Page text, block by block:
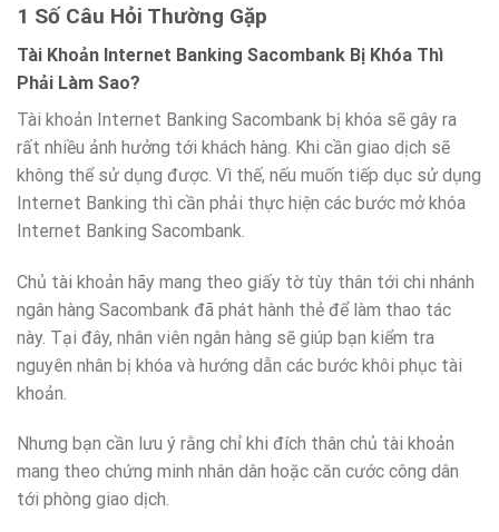
1 Số Câu Hỏi Thường Gặp
Tài Khoản Internet Banking Sacombank Bị Khóa Thì
Phải Làm Sao?
Tài khoản Internet Banking Sacombank bị khóa sẽ gây ra
rất nhiều ảnh hưởng tới khách hàng. Khi cần giao dịch sẽ
không thể sử dụng được. Vì thế, nếu muốn tiếp dục sử dụng
Internet Banking thì cần phải thực hiện các bước mở khóa
Internet Banking Sacombank.
Chủ tài khoản hãy mang theo giấy tờ tùy thân tới chi nhánh
ngân hàng Sacombank đã phát hành thẻ để làm thao tác
này. Tại đây, nhân viên ngân hàng sẽ giúp bạn kiểm tra
nguyên nhân bị khóa và hướng dẫn các bước khôi phục tài
khoản.
Nhưng bạn cần lưu ý rằng chỉ khi đích thân chủ tài khoản
mang theo chứng minh nhân dân hoặc căn cước công dân
tới phòng giao dịch.